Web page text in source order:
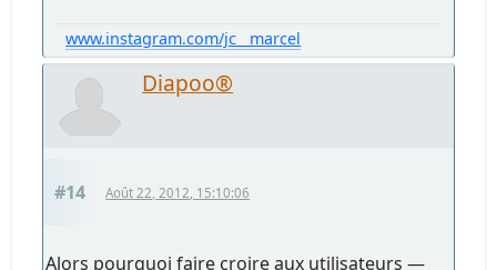
www.instagram.com/jc__marcel
Diapoo®
#14 Août 22, 2012, 15:10:06
Alors pourquoi faire croire aux utilisateurs —